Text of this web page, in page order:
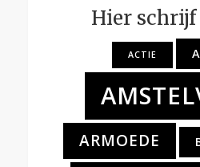
Hier
ACTIE
ARMOEDE